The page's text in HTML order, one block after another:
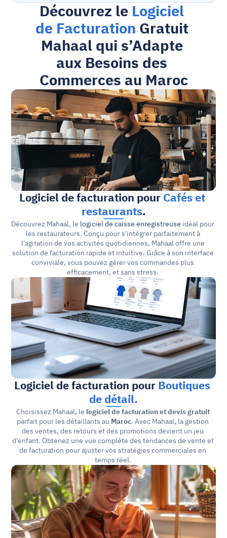
Découvrez le Logiciel
de Facturation Gratuit
Mahaal qui s’Adapte
aux Besoins des
Commerces au Maroc
Logiciel de facturation pour Cafés et
restaurants.
Découvrez Mahaal, le logiciel de caisse enregistreuse idéal pour
les restaurateurs. Conçu pour s'intégrer parfaitement à
l'agitation de vos activités quotidiennes, Mahaal offre une
solution de facturation rapide et intuitive. Grâce à son interface
conviviale, vous pouvez gérer vos commandes plus
efficacement, et sans stress.
Logiciel de facturation pour Boutiques
de détail.
Choisissez Mahaal, le logiciel de facturation et devis gratuit
parfait pour les détaillants au Maroc. Avec Mahaal, la gestion
des ventes, des retours et des promotions devient un jeu
d'enfant. Obtenez une vue complète des tendances de vente et
de facturation pour ajuster vos stratégies commerciales en
temps réel.